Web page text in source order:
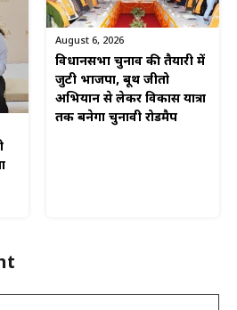
August 6, 2026
विधानसभा चुनाव की तैयारी में
जुटी भाजपा, बूथ जीतो
अभियान से लेकर विकास यात्रा
तक बनेगा चुनावी रोडमैप